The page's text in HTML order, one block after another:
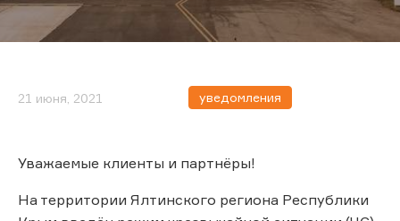
21 июня, 2021 уведомления
Уважаемые клиенты и партнёры!
На территории Ялтинского региона Республики